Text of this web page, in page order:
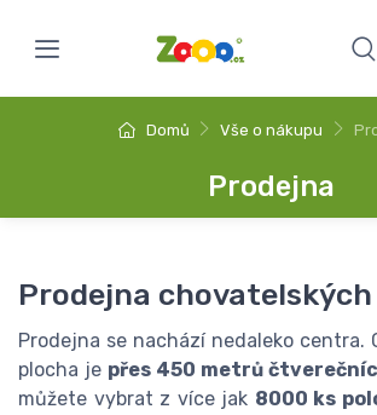
Domů Vše o nákupu
Prodejna
Prodejna
Prodejna se nachází nedaleko centra.
plocha je přes 450 metrů
můžete vybrat z více jak 8000 ks